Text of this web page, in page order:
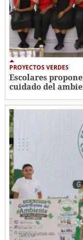
PROYECTOS VERDES
Escolares
cuidado del